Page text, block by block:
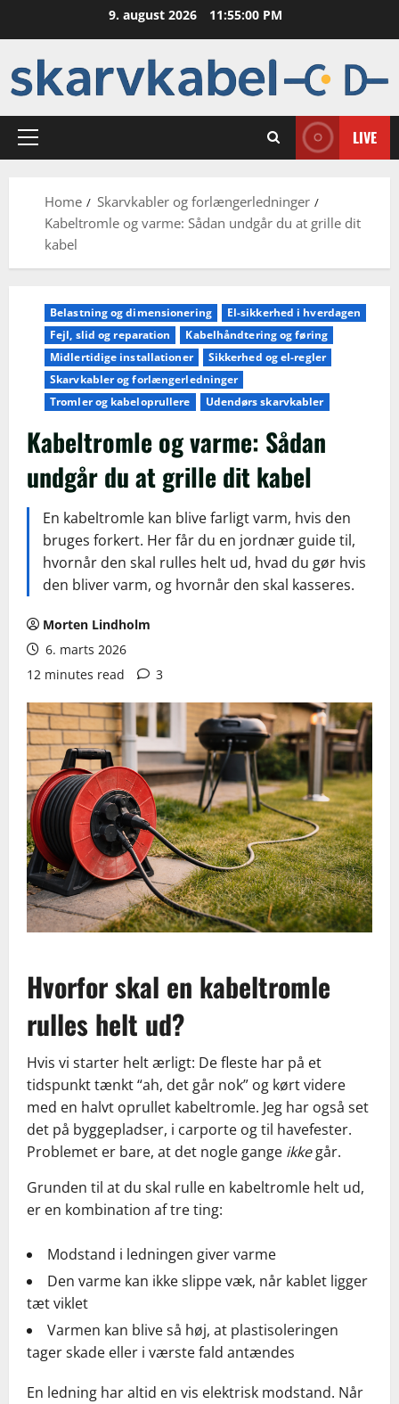
9. august 2026 11:55:01 PM
Primary
LIVE
Home
Skarvkabler og forlængerledninger
Kabeltromle og varme: Sådan undgår du at grille dit
kabel
Belastning og dimensionering
El-sikkerhed i hverdagen
Fejl, slid og reparation
Kabelhåndtering og føring
Midlertidige installationer
Sikkerhed og el-regler
Skarvkabler og forlængerledninger
Tromler og kabeloprullere
Udendørs skarvkabler
Kabeltromle og varme: Sådan
undgår du at grille dit kabel
En kabeltromle kan blive farligt varm, hvis den
bruges forkert. Her får du en jordnær guide til,
hvornår den skal rulles helt ud, hvad du gør hvis
den bliver varm, og hvornår den skal kasseres.
Morten Lindholm
6. marts 2026
12 minutes read
3
Hvorfor skal en kabeltromle
rulles helt ud?
Hvis vi starter helt ærligt: De fleste har på et
tidspunkt tænkt “ah, det går nok” og kørt videre
med en halvt oprullet kabeltromle. Jeg har også set
det på byggepladser, i carporte og til havefester.
Problemet er bare, at det nogle gange ikkegår.
Grunden til at du skal rulle en kabeltromle helt ud,
er en kombination af tre ting:
Modstand i ledningen giver varme
Den varme kan ikke slippe væk, når kablet ligger
tæt viklet
Varmen kan blive så høj, at plastisoleringen
tager skade eller i værste fald antændes
En ledning har altid en vis elektrisk modstand. Når